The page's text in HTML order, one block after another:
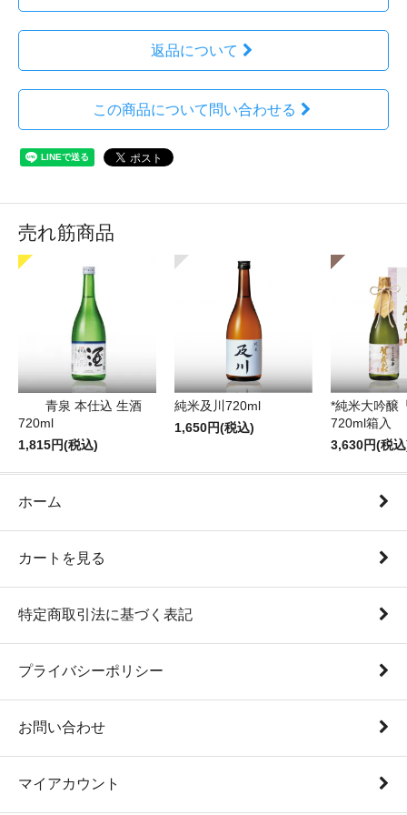
返品について
この商品について問い合わせる
売れ筋商品
青泉 本仕込 生酒
720ml
1,815円(税込)
純米及川720ml
1,650円(税込)
*純米大吟醸
720ml箱入
3,630円(税
ホーム
カートを見る
特定商取引法に基づく表記
プライバシーポリシー
お問い合わせ
マイアカウント